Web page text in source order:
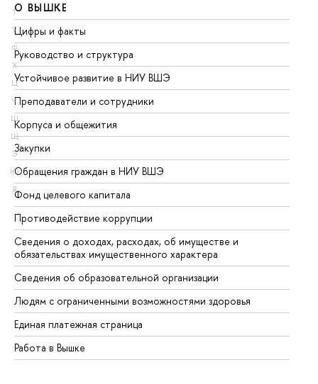
Т
У
Ф
Х
Ц
Ч
Ш
Щ
Э
Ю
Я
О ВЫШКЕ
Цифры и факты
Руководство и структура
Устойчивое развитие в НИУ ВШЭ
Преподаватели и сотрудники
Корпуса и общежития
Закупки
Обращения граждан в НИУ ВШЭ
Фонд целевого капитала
Противодействие коррупции
Сведения о доходах, расходах, об имуществе и
обязательствах имущественного характера
Сведения об образовательной организации
Людям с ограниченными возможностями здоровья
Единая платежная страница
Работа в Вышке